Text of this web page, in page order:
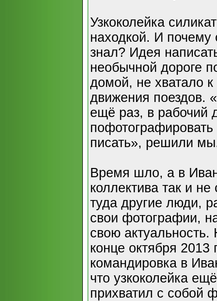
Узкоколейка
находкой. И почему
знал? Идея
необычной дороге
домой, не хватало
движения поездов.
ещё раз, в рабочий
писать», решили
Время шло, а в
коллектива так и
туда другие люди,
свои фотографии,
свою актуальность.
конце октября 2013
командировка в
что узкоколейка
прихватил с собой